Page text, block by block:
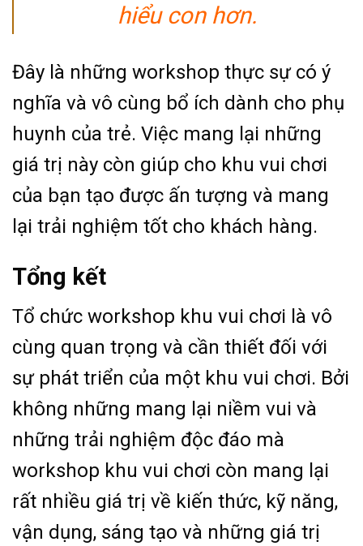
hiểu con hơn.
Đây là những workshop thực sự có ý
nghĩa và vô cùng bổ ích dành cho phụ
huynh của trẻ. Việc mang lại những
giá trị này còn giúp cho khu vui chơi
của bạn tạo được ấn tượng và mang
lại trải nghiệm tốt cho khách hàng.
Tổng kết
Tổ chức workshop khu vui chơi là vô
cùng quan trọng và cần thiết đối với
sự phát triển của một khu vui chơi. Bởi
không những mang lại niềm vui và
những trải nghiệm độc đáo mà
workshop khu vui chơi còn mang lại
rất nhiều giá trị về kiến thức, kỹ năng,
vận dụng, sáng tạo và những giá trị